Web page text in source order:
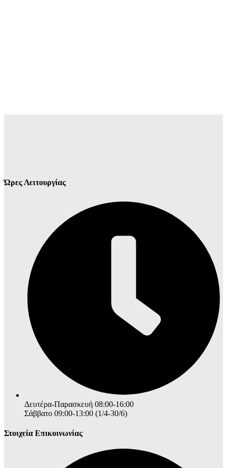
Ώρες Λειτουργίας
Δευτέρα-Παρασκευή 08:00-16:00
Σάββατο 09:00-13:00 (1/4-30/6)
Στοιχεία Επικοινωνίας